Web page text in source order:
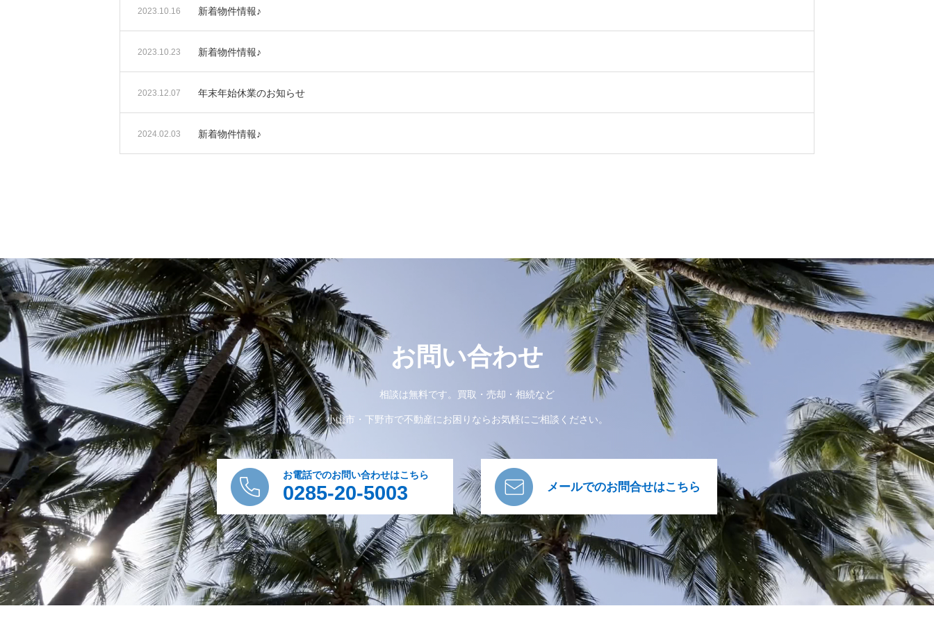
2023.10.16 新着物件情報♪
2023.10.23 新着物件情報♪
2023.12.07 年末年始休業のお知らせ
2024.02.03 新着物件情報♪
お問い合わせ
相談は無料です。買取・売却・相続など
小山市・下野市で不動産にお困りならお気軽にご相談ください。
お電話でのお問い合わせはこちら
0285-20-5003 メールでのお問合せはこちら